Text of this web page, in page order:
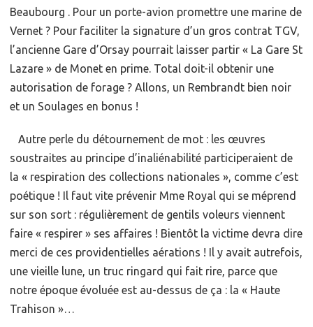
Beaubourg . Pour un porte-avion promettre une marine de
Vernet ? Pour faciliter la signature d’un gros contrat TGV,
l’ancienne Gare d’Orsay pourrait laisser partir « La Gare St
Lazare » de Monet en prime. Total doit-il obtenir une
autorisation de forage ? Allons, un Rembrandt bien noir
et un Soulages en bonus !
Autre perle du détournement de mot : les œuvres
soustraites au principe d’inaliénabilité participeraient de
la « respiration des collections nationales », comme c’est
poétique ! Il faut vite prévenir Mme Royal qui se méprend
sur son sort : régulièrement de gentils voleurs viennent
faire « respirer » ses affaires ! Bientôt la victime devra dire
merci de ces providentielles aérations ! Il y avait autrefois,
une vieille lune, un truc ringard qui fait rire, parce que
notre époque évoluée est au-dessus de ça : la « Haute
Trahison »…